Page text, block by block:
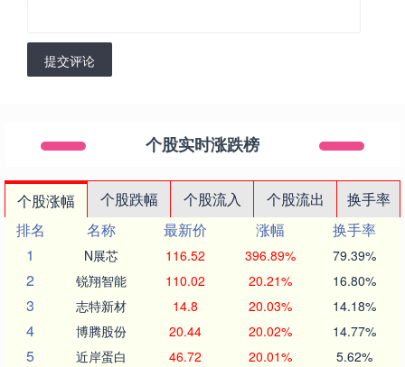
提交评论
个股实时涨跌榜
个股涨幅 个股跌幅 个股流入 个股流出
换手率
排名
名称 最新价 涨幅
换手率
1
N展芯 116.52 396.89% 79.39%
2 锐翔智能 110.02 20.21% 16.80%
3 志特新材 14.8 20.03% 14.18%
4 博腾股份 20.44 20.02% 14.77%
5 近岸蛋白 46.72 20.01% 5.62%